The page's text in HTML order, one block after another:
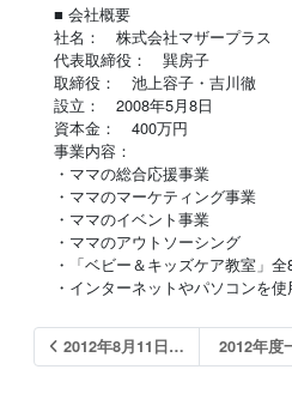
■ 会社概要
社名： 株式会社マザープラス
代表取締役： 巽房子
取締役： 池上容子・吉川徹
設立： 2008年5月8日
資本金： 400万円
事業内容：
・ママの総合応援事業
・ママのマーケティング事業
・ママのイベント事業
・ママのアウトソーシング
・「ベビー＆キッズケア教室」全
・インターネットやパソコンを
2012年8月11日… 2012年度